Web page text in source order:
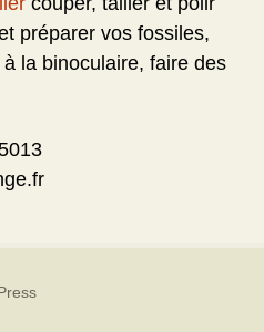
préparer vos fossiles,
la binoculaire, faire des